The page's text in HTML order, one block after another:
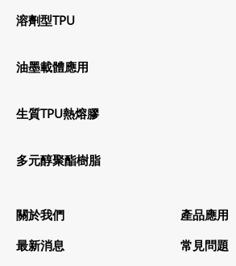
溶劑型TPU
油墨載體應用
生質TPU熱熔膠
多元醇聚酯樹脂
關於我們
產品應用
最新消息
常見問題